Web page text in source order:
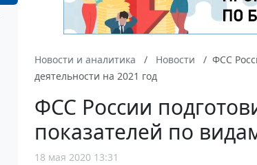
Новости и аналитика Новости
ФСС
деятельности на 2021 год
ФСС России
показателей по
18 мая 2020 13:31